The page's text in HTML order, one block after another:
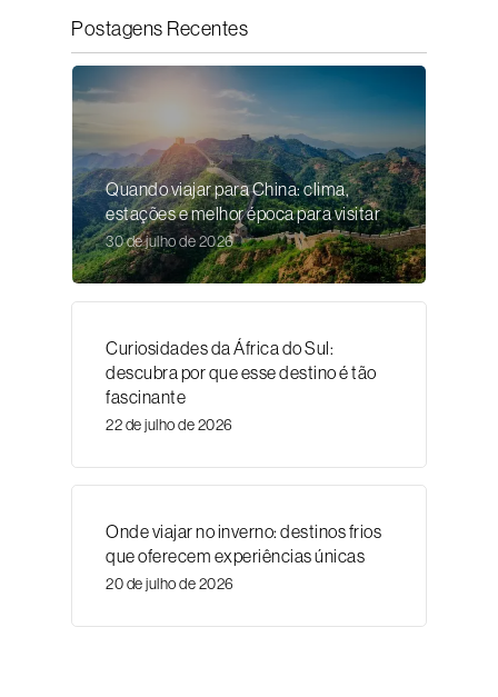
Postagens Recentes
Quando viajar para China: clima,
estações e melhor época para visitar
30 de julho de 2026
Curiosidades da África do Sul:
descubra por que esse destino é tão
fascinante
22 de julho de 2026
Onde viajar no inverno: destinos frios
que oferecem experiências únicas
20 de julho de 2026